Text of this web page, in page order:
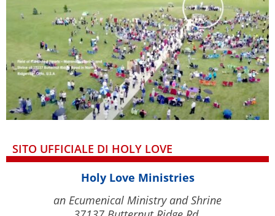
SITO UFFICIALE DI HOLY LOVE
Holy Love Ministries
an Ecumenical Ministry and Shrine